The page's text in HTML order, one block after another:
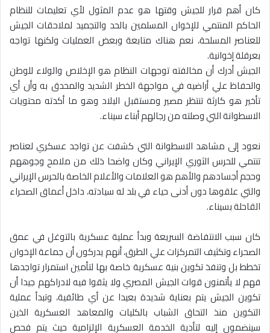
كان أهم قرار للجيش وقتها هو عدم المثول لأي تعليمات للنظام
الحاكم المنتمي للإخوان المسلمين بالحد والتجميد لملاحقات الجيش
للعناصر المسلحة، نعم هناك متابعة وبعض العمليات ولكنها تواجه
بعرقلة إخوانية.
الجيش أدرك أن مخالفته توجهات النظام هو الإخلاص والولاء للوطن
والحفاظ علي أراضيه في مواجهة الخطر الشديد والمحدق به وأن أي
تأخير هو كارثة تنتظر مصير ومستقبل البلاد وهو ما أكدته محتويات
الاسطوانة التي وصلته من رجالهم أبناء سيناء.
نعود إلى مشاهد الاسطوانة التي كشفت عن تواجد عسكري لعناصر
تنتمي للحرس الثوري الإيراني وكان واضحا ذلك من ملامح وجوههم
وحجم أجسادهم والأهم هو العلامات والأعلام الخاصة بالحرس الإيراني
والتي علقوها دون أدنى حياء في بلد له سيادته، داخل أعماق الصحراء
القاحلة بسيناء.
كان سبب الانتفاضة السريعة وبدأ عملية عسكرية بالتوغل في عمق
الصحراء وتكثيف التمركزات علي الطرق، أنهم يدركون أن جماعة الإخوان
تخطط بل وتنفذ تكوين بنية عسكرية خاصة بها لتأمين استمرار تواجدها
فهم لا يأتمنون قوات الجيش المصري ولا يثقوا فيه لادراكهم جيدا أن
تكوين الجيش يتم بعناية شديدة بعيدا عن أي طائفية، وتبدأ عملية
التكوين منذ التحاق الشباب بالكليات والمعاهد العسكرية الذين
سينضمون إليه لتأدية الخدمة العسكرية الإلزامية حيث يتم فحص